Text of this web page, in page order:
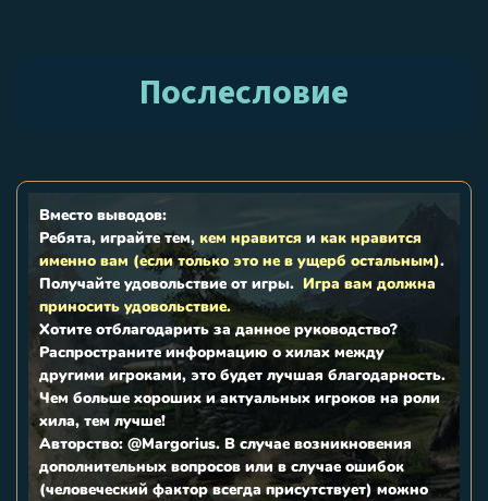
Послесловие
Вместо выводов:
Ребята, играйте тем, кем нравится и как нравится
именно вам (если только это не в ущерб остальным).
Получайте удовольствие от игры. Игра вам должна
приносить удовольствие.
Хотите отблагодарить за данное руководство?
Распространите информацию о хилах между
другими игроками, это будет лучшая благодарность.
Чем больше хороших и актуальных игроков на роли
хила, тем лучше!
Авторство: @Margorius. В случае возникновения
дополнительных вопросов или в случае ошибок
(человеческий фактор всегда присутствует) можно